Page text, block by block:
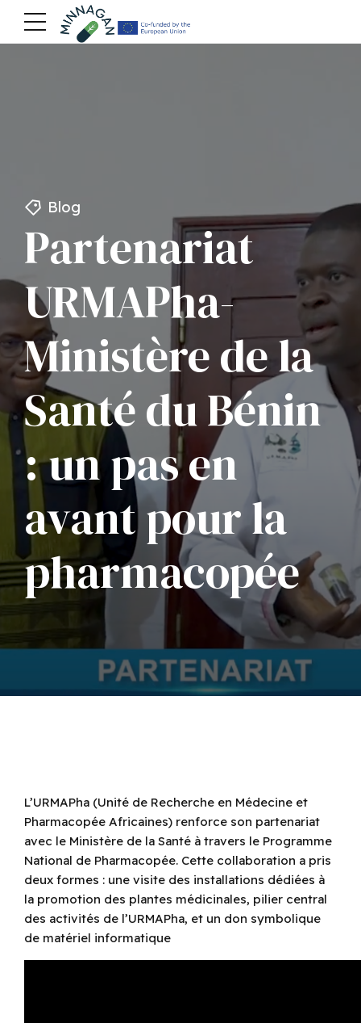
Blog
Partenariat
URMAPha-
Ministère de la
Santé du Bénin
: un pas en
avant pour la
pharmacopée
L’URMAPha (Unité de Recherche en Médecine et
Pharmacopée Africaines) renforce son partenariat
avec le Ministère de la Santé à travers le Programme
National de Pharmacopée. Cette collaboration a pris
deux formes : une visite des installations dédiées à
la promotion des plantes médicinales, pilier central
des activités de l’URMAPha, et un don symbolique
de matériel informatique